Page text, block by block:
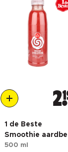
2
1 de Beste
Smoothie
500 ml